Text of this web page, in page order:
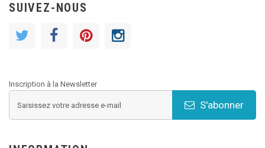
SUIVEZ-NOUS
Inscription à la Newsletter
S'abonner